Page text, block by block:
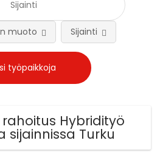
muoto Sijainti
rahoitus Hybridityö
sijainnissa Turku